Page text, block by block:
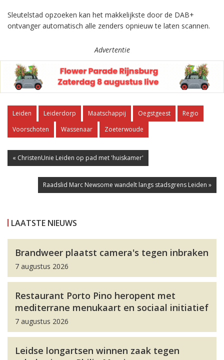
Sleutelstad opzoeken kan het makkelijkste door de DAB+
ontvanger automatisch alle zenders opnieuw te laten scannen.
Advertentie
Leiden Leiderdorp Maatschappij Oegstgeest
Regio
Voorschoten
Wassenaar Zoeterwoude
« ChristenUnie Leiden op pad met 'huiskamer'
Raadslid Marc Newsome wandelt langs stadsgrens Leiden »
LAATSTE NIEUWS
Brandweer plaatst camera's tegen inbraken
7 augustus 2026
Restaurant Porto Pino heropent met
mediterrane menukaart en sociaal initiatief
7 augustus 2026
Leidse longartsen winnen zaak tegen